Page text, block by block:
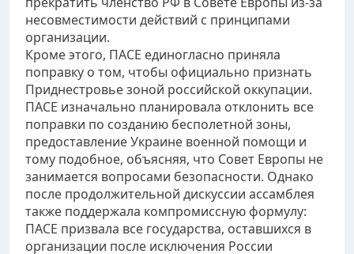
несовместимости действий с принципами
организации.
Кроме этого, ПАСЕ единогласно приняла
поправку о том, чтобы официально признать
Приднестровье зоной российской оккупации.
ПАСЕ изначально планировала отклонить все
поправки по созданию бесполетной зоны,
предоставление Украине военной помощи и
тому подобное, объясняя, что Совет Европы не
занимается вопросами безопасности. Однако
после продолжительной дискуссии ассамблея
также поддержала компромиссную формулу:
ПАСЕ призвала все государства, оставшихся в
организации после исключения России